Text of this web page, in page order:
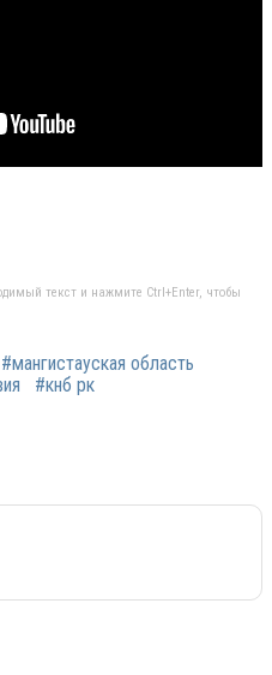
текст и нажмите Ctrl+Enter, чтобы
#мангистауская область
#кнб рк